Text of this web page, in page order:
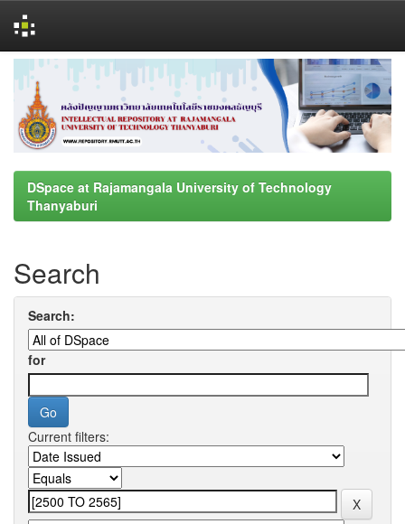
navigation
DSpace at Rajamangala University of Technology
Thanyaburi
Search
Search:
for
Current filters: